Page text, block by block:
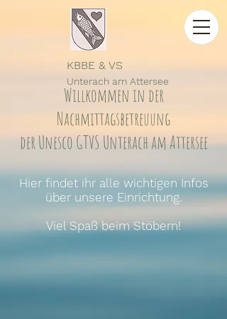
KBBE & VS
Unterach am Attersee
Willkommen in der
Nachmittagsbetreuung
der Unesco GTVS Unterach am Attersee
Hier findet ihr alle wichtigen Infos
über unsere Einrichtung.
Viel Spaß beim Stöbern!